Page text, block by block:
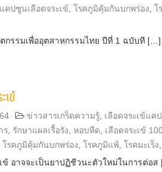
แคปซูนเลือดจระเข้, โรคภูมิคุ้มกันบกพร่อง, โ
กรรมเพื่ออุตสาหกรรมไทย ปีที่ 1 ฉบับที […]
เข้
ข่าวสารเกร็ดความรู้, เลือดจระเข้แค
ร, รักษาแผลเรื้อรัง หอบหืด เลือดจระเข้
โรคภูมิคุ้มกันบกพร่อง โรคภูมิแพ้, โรคมะเร็ง
ข้ อาจจะเป็นยาปฏิชีวนะตัวใหม่ในการต่อ